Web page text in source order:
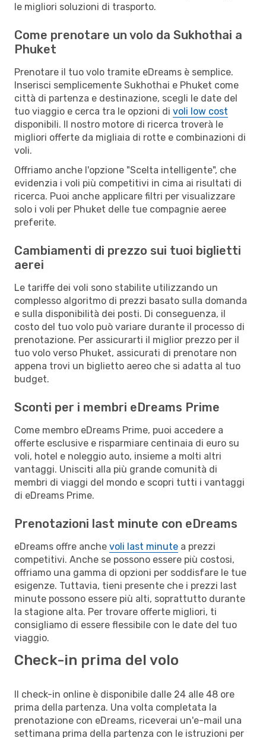
le migliori soluzioni di trasporto.
Come prenotare un volo da Sukhothai a
Phuket
Prenotare il tuo volo tramite eDreams è semplice.
Inserisci semplicemente Sukhothai e Phuket come
città di partenza e destinazione, scegli le date del
tuo viaggio e cerca tra le opzioni di voli low cost
disponibili. Il nostro motore di ricerca troverà le
migliori offerte da migliaia di rotte e combinazioni di
voli.
Offriamo anche l'opzione "Scelta intelligente", che
evidenzia i voli più competitivi in cima ai risultati di
ricerca. Puoi anche applicare filtri per visualizzare
solo i voli per Phuket delle tue compagnie aeree
preferite.
Cambiamenti di prezzo sui tuoi biglietti
aerei
Le tariffe dei voli sono stabilite utilizzando un
complesso algoritmo di prezzi basato sulla domanda
e sulla disponibilità dei posti. Di conseguenza, il
costo del tuo volo può variare durante il processo di
prenotazione. Per assicurarti il miglior prezzo per il
tuo volo verso Phuket, assicurati di prenotare non
appena trovi un biglietto aereo che si adatta al tuo
budget.
Sconti per i membri eDreams Prime
Come membro eDreams Prime, puoi accedere a
offerte esclusive e risparmiare centinaia di euro su
voli, hotel e noleggio auto, insieme a molti altri
vantaggi. Unisciti alla più grande comunità di
membri di viaggi del mondo e scopri tutti i vantaggi
di eDreams Prime.
Prenotazioni last minute con eDreams
eDreams offre anche voli last minute a prezzi
competitivi. Anche se possono essere più costosi,
offriamo una gamma di opzioni per soddisfare le tue
esigenze. Tuttavia, tieni presente che i prezzi last
minute possono essere più alti, soprattutto durante
la stagione alta. Per trovare offerte migliori, ti
consigliamo di essere flessibile con le date del tuo
viaggio.
Check-in prima del volo
Il check-in online è disponibile dalle 24 alle 48 ore
prima della partenza. Una volta completata la
prenotazione con eDreams, riceverai un'e-mail una
settimana prima della partenza con le istruzioni per